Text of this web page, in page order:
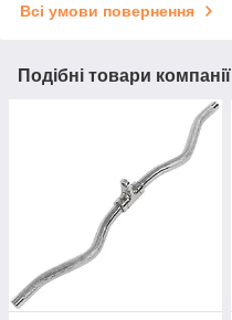
Всі умови повернення
Подібні товари компанії